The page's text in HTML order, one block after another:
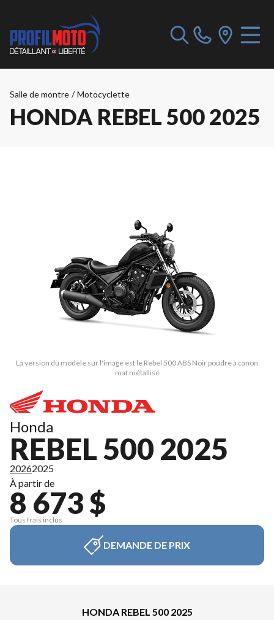
Salle de montre / Motocyclette
HONDA REBEL 500 2025
La version du modèle sur l'image est le Rebel 500 ABS Noir poudre à canon
mat métallisé
Honda
REBEL 500 2025
20262025
À partir de
8 673 $
Tous frais inclus
DEMANDE DE PRIX
HONDA REBEL 500 2025